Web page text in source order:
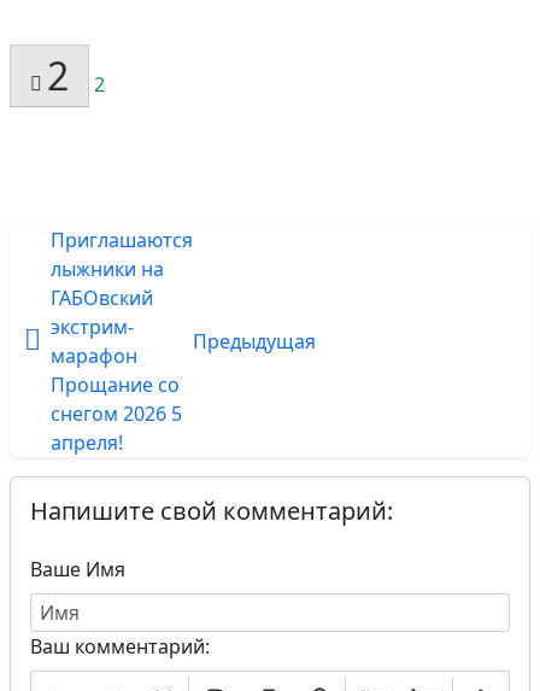
2 2
Приглашаются
лыжники на
ГАБОвский
экстрим-
марафон
Прощание со
снегом 2026 5
апреля!
Предыдущая
Напишите свой комментарий:
Ваше Имя
Ваш комментарий: